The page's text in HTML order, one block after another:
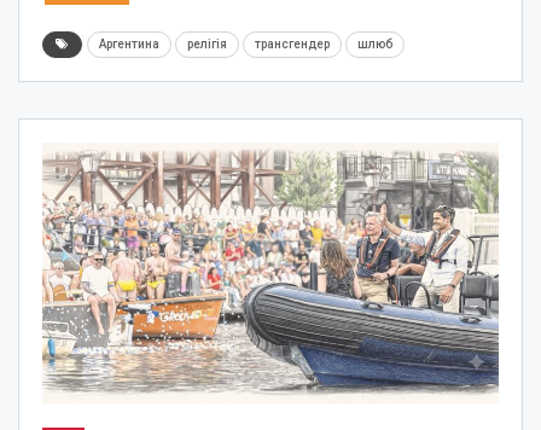
Аргентина релігія трансгендер шлюб